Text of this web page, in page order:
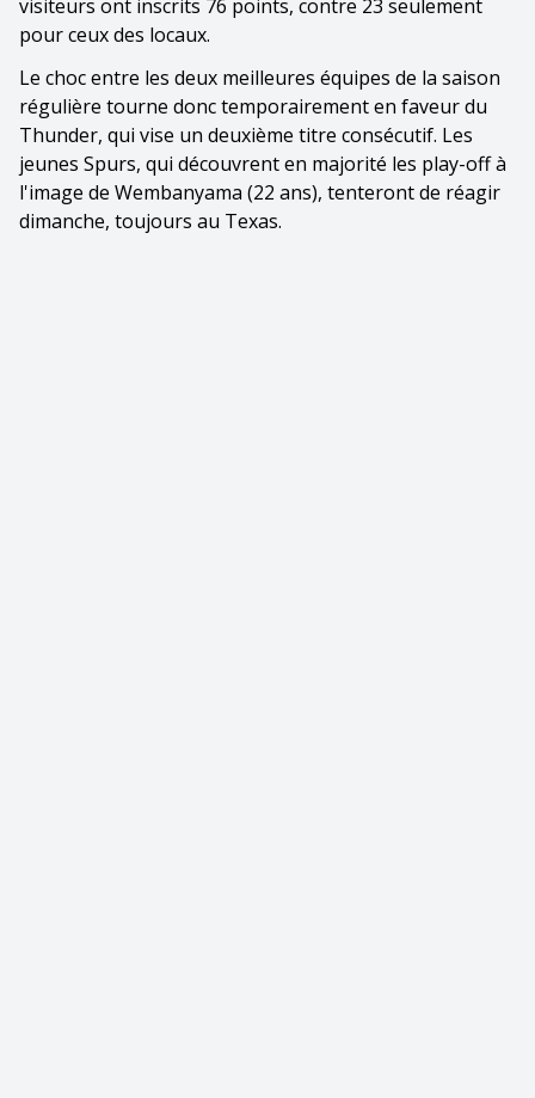
visiteurs ont inscrits 76 points, contre 23 seulement
pour ceux des locaux.
Le choc entre les deux meilleures équipes de la saison
régulière tourne donc temporairement en faveur du
Thunder, qui vise un deuxième titre consécutif. Les
jeunes Spurs, qui découvrent en majorité les play-off à
l'image de Wembanyama (22 ans), tenteront de réagir
dimanche, toujours au Texas.